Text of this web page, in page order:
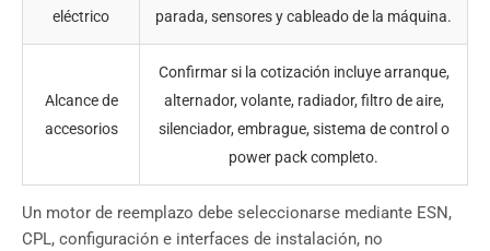
eléctrico
parada, sensores y cableado de la máquina.
Alcance de
accesorios
Confirmar si la cotización incluye arranque,
alternador, volante, radiador, filtro de aire,
silenciador, embrague, sistema de control o
power pack completo.
Un motor de reemplazo debe seleccionarse mediante ESN,
CPL, configuración e interfaces de instalación, no